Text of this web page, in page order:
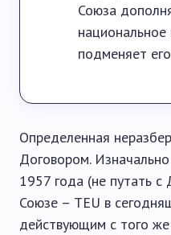
Союза
подменяет
Определенная
Договором.
1957 года (не путать
Союзе – TEU в
действующим с того